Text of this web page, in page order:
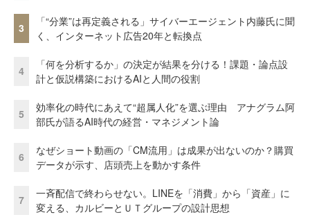
3
「“分業”は再定義される」サイバーエージェント内藤氏に聞
く、インターネット広告20年と転換点
4
「何を分析するか」の決定が結果を分ける！課題・論点設
計と仮説構築におけるAIと人間の役割
5
効率化の時代にあえて“超属人化”を選ぶ理由 アナグラム阿
部氏が語るAI時代の経営・マネジメント論
6
なぜショート動画の「CM流用」は成果が出ないのか？購買
データが示す、店頭売上を動かす条件
7
一斉配信で終わらせない。LINEを「消費」から「資産」に
変える、カルビーとＵＴグループの設計思想